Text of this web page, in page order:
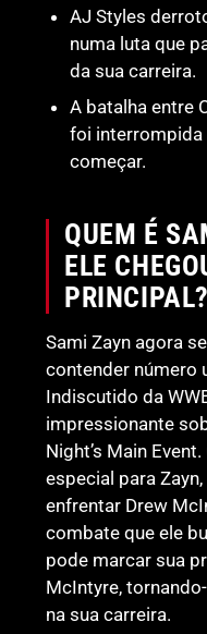
AJ Styles
numa luta que
da sua carreira.
A batalha entre
foi interrompida
começar.
QUEM É
ELE
PRINCIPAL?
Sami Zayn agora
contender número
Indiscutido da
impressionante
Night’s Main
especial para
enfrentar Drew
combate que ele
pode marcar sua
McIntyre,
na sua carreira.